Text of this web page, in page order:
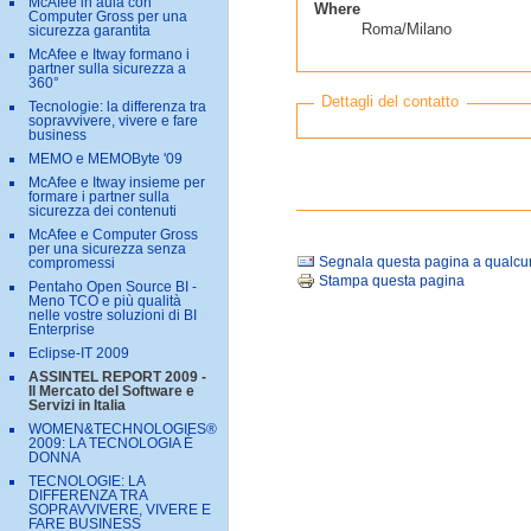
Where
Roma/Milano
Dettagli del contatto
Segnala questa pagina a
Stampa questa pagina
Computer Gross per una
sicurezza garantita
McAfee e Itway formano i
partner sulla sicurezza a
360°
Tecnologie: la differenza tra
sopravvivere, vivere e fare
business
MEMO e MEMOByte '09
McAfee e Itway insieme per
formare i partner sulla
sicurezza dei contenuti
McAfee e Computer Gross
per una sicurezza senza
compromessi
Pentaho Open Source BI -
Meno TCO e più qualità
nelle vostre soluzioni di BI
Enterprise
Eclipse-IT 2009
ASSINTEL REPORT 2009 -
Il Mercato del Software e
Servizi in Italia
WOMEN&TECHNOLOGIES®
2009: LA TECNOLOGIA È
DONNA
TECNOLOGIE: LA
DIFFERENZA TRA
SOPRAVVIVERE, VIVERE E
FARE BUSINESS